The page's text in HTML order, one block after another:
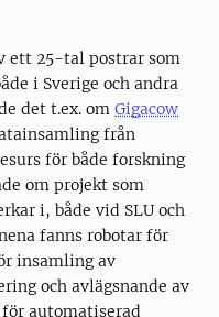
ett 25-tal postrar som
i Sverige och andra
det t.ex. om Gigacow
från
för både forskning
om projekt som
i, både vid SLU och
fanns robotar för
insamling av
och avlägsnande av
automatiserad